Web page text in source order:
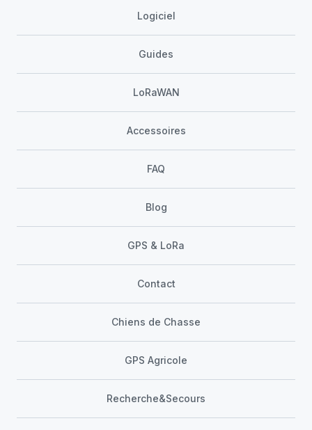
Logiciel
Guides
LoRaWAN
Accessoires
FAQ
Blog
GPS & LoRa
Contact
Chiens de Chasse
GPS Agricole
Recherche&Secours